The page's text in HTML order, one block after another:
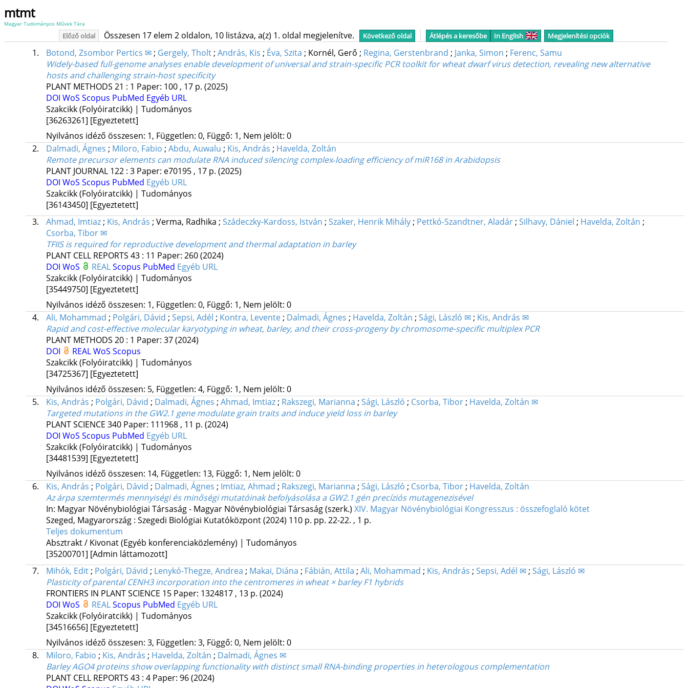
mtmt
Magyar Tudományos Művek Tára
Előző oldal Összesen 17 elem 2 oldalon, 10 listázva, a(z) 1. oldal megjelenítve. Következő oldal Átlépés a keresőbe In English Megjelenítési opciók
1. Botond, Zsombor Pertics ✉; Gergely, Tholt; András, Kis ; Éva, Szita ; Kornél, Gerő ; Regina, Gerstenbrand ; Janka, Simon ; Ferenc, Samu
Widely-based full-genome analyses enable development of universal and strain-specific PCR toolkit for wheat dwarf virus detection, revealing new alternative
hosts and challenging strain-host specificity
PLANT METHODS 21 : 1 Paper: 100 , 17 p. (2025)
DOI WoS Scopus PubMed Egyéb URL
Szakcikk (Folyóiratcikk) | Tudományos
[36263261] [Egyeztetett]
Nyilvános idéző összesen: 1, Független: 0, Függő: 1, Nem jelölt: 0
2.
Dalmadi, Ágnes ; Miloro, Fabio ; Abdu, Auwalu ; Kis, András ; Havelda, Zoltán
Remote precursor elements can modulate RNA induced silencing complex‐loading efficiency of miR168 in Arabidopsis
PLANT JOURNAL 122: 3 Paper: e70195 , 17 p. (2025)
DOI WoS Scopus PubMed Egyéb URL
Szakcikk (Folyóiratcikk) | Tudományos
[36143450] [Egyeztetett]
3.
Ahmad, Imtiaz; Kis, András ; Verma, Radhika ; Szádeczky-Kardoss, István ; Szaker, Henrik Mihály; Pettkó-Szandtner, Aladár; Silhavy, Dániel ; Havelda, Zoltán ;
Csorba, Tibor ✉
TFIIS is required for reproductive development and thermal adaptation in barley
PLANT CELL REPORTS 43: 11 Paper: 260(2024)
DOI WoS REALScopus PubMed Egyéb URL
Szakcikk (Folyóiratcikk) | Tudományos
[35449750] [Egyeztetett]
Nyilvános idéző összesen: 1, Független: 0, Függő: 1, Nem jelölt: 0
4.
Ali, Mohammad ; Polgári, Dávid ; Sepsi, Adél ; Kontra, Levente; Dalmadi, Ágnes ; Havelda, Zoltán ; Sági, László ✉; Kis, András ✉
Rapid and cost-effective molecular karyotyping in wheat, barley, and their cross-progeny by chromosome-specific multiplex PCR
PLANT METHODS 20: 1 Paper: 37(2024)
DOI
REALWoS Scopus
Szakcikk (Folyóiratcikk) | Tudományos
[34725367] [Egyeztetett]
Nyilvános idéző összesen: 5, Független: 4, Függő: 1, Nem jelölt: 0
5.
Kis, András ; Polgári, Dávid ; Dalmadi, Ágnes ; Ahmad, Imtiaz; Rakszegi, Marianna ; Sági, László ; Csorba, Tibor; Havelda, Zoltán ✉
Targeted mutations in the GW2.1 gene modulate grain traits and induce yield loss in barley
PLANT SCIENCE 340 Paper: 111968 , 11 p. (2024)
DOI WoS Scopus PubMed Egyéb URL
Szakcikk (Folyóiratcikk) | Tudományos
[34481539] [Egyeztetett]
Nyilvános idéző összesen: 14, Független: 13, Függő: 1, Nem jelölt: 0
6.
Kis, András ; Polgári, Dávid ; Dalmadi, Ágnes ; Imtiaz, Ahmad ; Rakszegi, Marianna ; Sági, László ; Csorba, Tibor; Havelda, Zoltán
Az árpa szemtermés mennyiségi és minőségi mutatóinak befolyásolása a GW2.1 gén precíziós mutagenezisével
In: Magyar Növénybiológiai Társaság - Magyar Növénybiológiai Társaság (szerk.) XIV. Magyar Növénybiológiai Kongresszus : összefoglaló kötet
Szeged, Magyarország : Szegedi Biológiai Kutatóközpont(2024) 110 p. pp. 22-22. , 1 p.
Teljes dokumentum
Absztrakt / Kivonat (Egyéb konferenciaközlemény) | Tudományos
[35200701] [Admin láttamozott]
7.
Mihók, Edit; Polgári, Dávid ; Lenykó-Thegze, Andrea ; Makai, Diána ; Fábián, Attila ; Ali, Mohammad ; Kis, András ; Sepsi, Adél ✉; Sági, László ✉
Plasticity of parental CENH3 incorporation into the centromeres in wheat × barley F1 hybrids
FRONTIERS IN PLANT SCIENCE 15 Paper: 1324817 , 13 p. (2024)
DOI WoS REALScopus PubMed Egyéb URL
Szakcikk (Folyóiratcikk) | Tudományos
[34516656] [Egyeztetett]
Nyilvános idéző összesen: 3, Független: 3, Függő: 0, Nem jelölt: 0
8.
Miloro, Fabio ; Kis, András ; Havelda, Zoltán ; Dalmadi, Ágnes ✉
Barley AGO4 proteins show overlapping functionality with distinct small RNA-binding properties in heterologous complementation
PLANT CELL REPORTS 43: 4 Paper: 96(2024)